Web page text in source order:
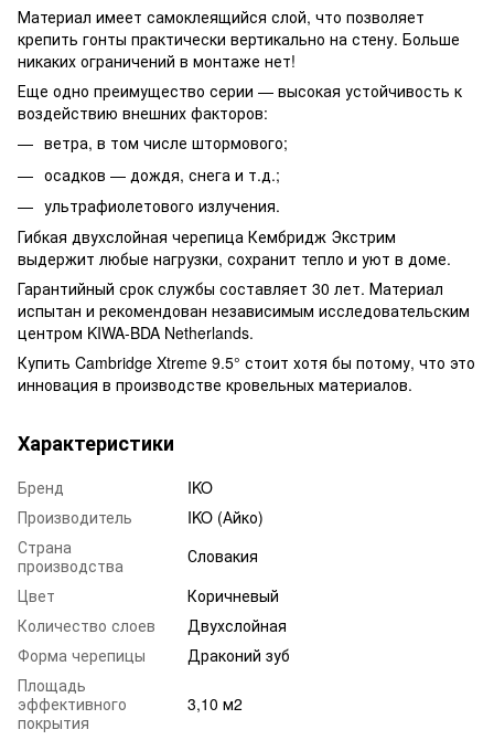
Материал имеет самоклеящийся слой, что позволяет
крепить гонты практически вертикально на стену. Больше
никаких ограничений в монтаже нет!
Еще одно преимущество серии — высокая устойчивость к
воздействию внешних факторов:
ветра, в том числе штормового;
осадков — дождя, снега и т.д.;
ультрафиолетового излучения.
Гибкая двухслойная черепица Кембридж Экстрим
выдержит любые нагрузки, сохранит тепло и уют в доме.
Гарантийный срок службы составляет 30 лет. Материал
испытан и рекомендован независимым исследовательским
центром KIWA-BDA Netherlands.
Купить Cambridge Xtreme 9.5° стоит хотя бы потому, что это
инновация в производстве кровельных материалов.
Характеристики
Бренд
IKO
Производитель
IKO (Айко)
Страна
производства
Словакия
Цвет
Коричневый
Количество слоев
Двухслойная
Форма черепицы
Драконий зуб
Площадь
эффективного
покрытия
3,10 м2